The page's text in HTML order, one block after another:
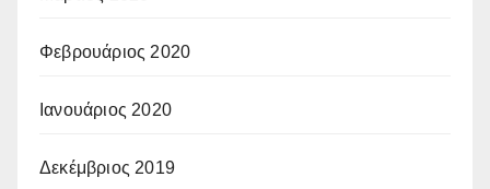
Φεβρουάριος 2020
Ιανουάριος 2020
Δεκέμβριος 2019